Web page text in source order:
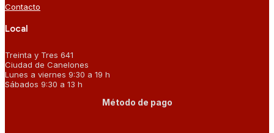
Contacto
Local
Treinta y Tres 641
Ciudad de Canelones
Lunes a viernes 9:30 a 19 h
Sábados 9:30 a 13 h
Método de pago